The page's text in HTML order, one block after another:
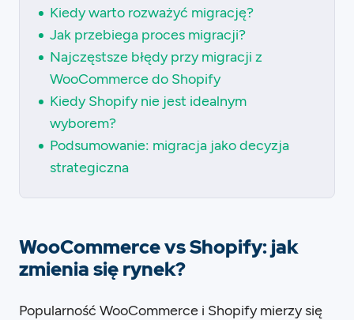
Kiedy warto rozważyć migrację?
Jak przebiega proces migracji?
Najczęstsze błędy przy migracji z
WooCommerce do Shopify
Kiedy Shopify nie jest idealnym
wyborem?
Podsumowanie: migracja jako decyzja
strategiczna
WooCommerce vs Shopify: jak
zmienia się rynek?
Popularność WooCommerce i Shopify mierzy się